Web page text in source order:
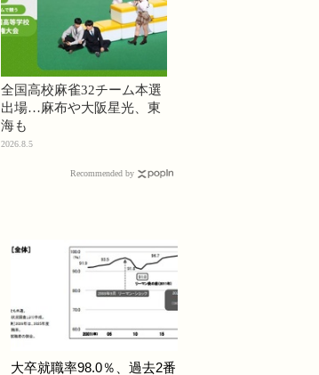
全国高校麻雀32チーム本選
出場…麻布や大阪星光、東
海も
2026.8.5
Recommended by
大卒就職率98.0％、過去2番